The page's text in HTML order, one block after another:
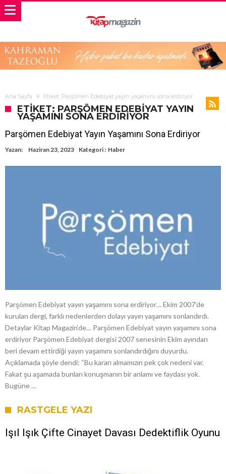
Ana Sayfa Etiket: Parşömen Edebiyat yayın yaşamını sona erdiriyor
ETIKET: PARŞÖMEN EDEBIYAT YAYIN
YAŞAMINI SONA ERDIRIYOR
Parşömen Edebiyat Yayın Yaşamını Sona Erdiriyor
Yazan: Haziran 23, 2023 Kategori : Haber
Parşömen Edebiyat yayın yaşamını sona erdiriyor… Ekim 2007’de
kurulan dergi, farklı nedenlerden dolayı yayın yaşamını sonlandırdı.
Detaylar Kitap Magazin‘de… Parşömen Edebiyat yayın yaşamını sona
erdiriyor Parşömen Edebiyat dergisi 2007 senesinin Ekim ayından
beri devam ettirdiği yayın yaşamını sonlandırdığını duyurdu.
Açıklamada şöyle dendi: “Bu kararı almamızın pek çok nedeni var.
Fakat şu aşamada bunları konuşmanın bir anlamı ve faydası yok.
Bugüne …
RASTGELE YAZI
Işıl Işık Çifte Cinayet Davası Dedektiflik Oyunu